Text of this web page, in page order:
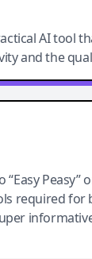
AI tool
and the
Peasy”
required for